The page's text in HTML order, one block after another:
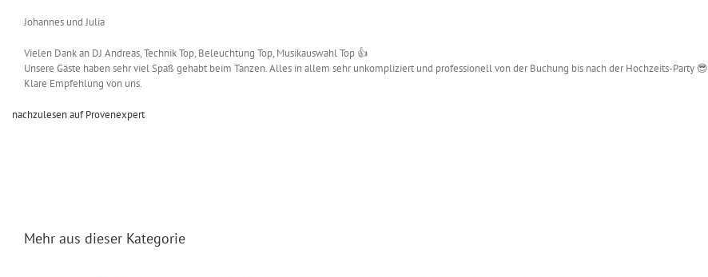
Johannes und Julia
Vielen Dank an DJ Andreas, Technik Top, Beleuchtung Top, Musikauswahl Top 👍
Unsere Gäste haben sehr viel Spaß gehabt beim Tanzen. Alles in allem sehr unkompliziert und professionell von der Buchung bis nach der Hochzeits-Party 😎
Klare Empfehlung von uns.
nachzulesen auf Provenexpert
Mehr aus dieser Kategorie